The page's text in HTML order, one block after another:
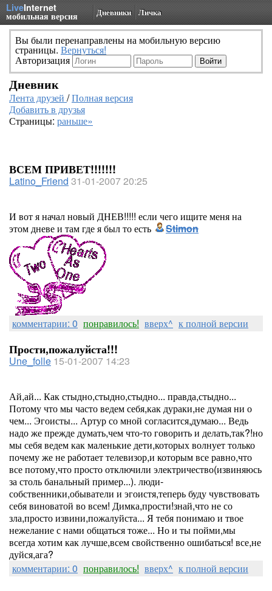
LiveInternet
мобильная версия Дневники Личка
Вы были перенаправлены на мобильную версию
страницы. Вернуться!
Авторизация
Дневник
Лента друзей /Полная версия
Добавить в друзья
Страницы: раньше»
ВСЕМ ПРИВЕТ!!!!!!!
Latino_Friend 31-01-2007 20:25
И вот я начал новый ДНЕВ!!!!! если чего ищите меня на
этом дневе и там где я был то есть
Stimon
комментарии: 0 понравилось! вверх^ к полной версии
Прости,пожалуйста!!!
Une_folle 15-01-2007 14:23
Ай,ай... Как стыдно,стыдно,стыдно... правда,стыдно...
Потому что мы часто ведем себя,как дураки,не думая ни о
чем... Эгоисты... Артур со мной согласится,думаю... Ведь
надо же прежде думать,чем что-то говорить и делать,так?!но
мы себя ведем как маленькие дети,которых волнует только
почему же не работает телевизор,и которым все равно,что
все потому,что просто отключили электричество(извиняюсь
за столь банальный пример...). люди-
собственники,обыватели и эгоистя,теперь буду чувствовать
себя виноватой во всем! Димка,прости!знай,что не со
зла,просто извини,пожалуйста... Я тебя понимаю и твое
нежелание с нами общаться тоже... Но и ты пойми,мы
всегда хотим как лучше,всем свойственно ошибаться! все,не
дуйся,ага?
комментарии: 0 понравилось! вверх^ к полной версии